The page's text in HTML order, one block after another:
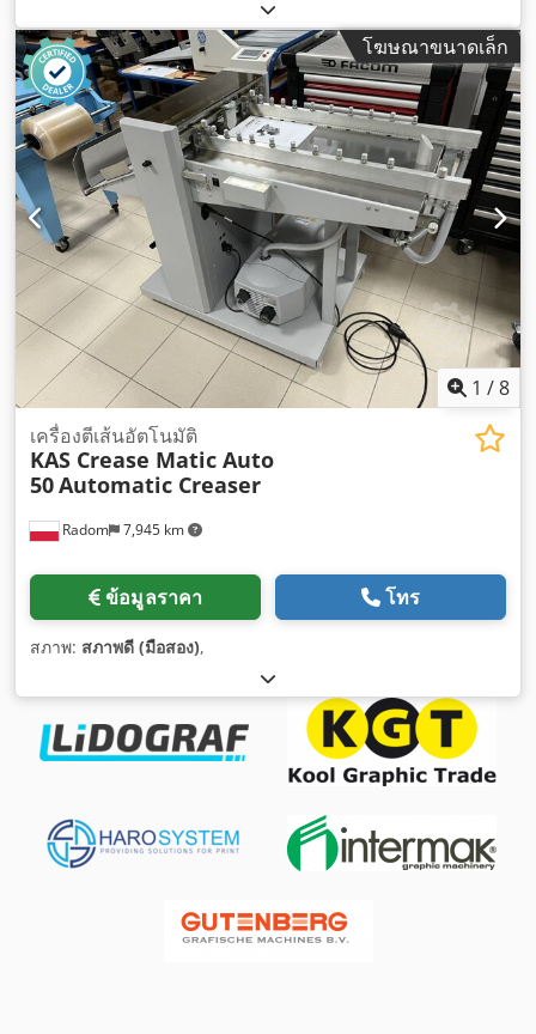
โฆษณาขนาดเล็ก
1 /8
Radom 7,945 km
เครื่องตีเส้นอัตโนมัติ
KAS Crease Matic Auto
50Automatic Creaser
ข้อมูลราคา โทร
สภาพ: สภาพดี (มือสอง),